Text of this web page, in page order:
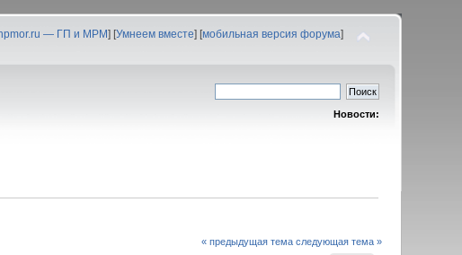
— ГП и МРМ] [Умнеем вместе] [мобильная версия форума]
Новости:
« предыдущая тема следующая тема »